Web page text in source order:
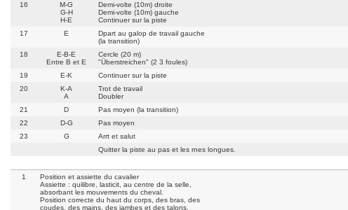
16
M-G
G-H
H-E
Demi-volte (10m) droite
Demi-volte (10m) gauche
Continuer sur la piste
17 E
Dpart au galop de travail gauche
(la transition)
18
E-B-E
Entre B et E
Cercle (20 m)
"Überstreichen" (2 3 foules)
19 E-K Continuer sur la piste
20
K-A
A
Trot de travail
Doubler
21 D Pas moyen (la transition)
22
D-G Pas moyen
23
G Arrt et salut
Quitter la piste au pas et les rnes longues.
1
Position et assiette du cavalier
Assiette : quilibre, lasticit, au centre de la selle,
absorbant les mouvements du cheval.
Position correcte du haut du corps, des bras, des
coudes, des mains, des jambes et des talons.